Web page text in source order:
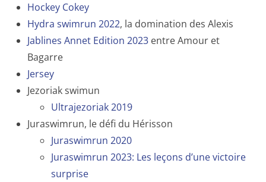
Hockey Cokey
Hydra swimrun 2022, la domination des Alexis
Jablines Annet Edition 2023 entre Amour et
Bagarre
Jersey
Jezoriak swimun
Ultrajezoriak 2019
Juraswimrun, le défi du Hérisson
Juraswimrun 2020
Juraswimrun 2023: Les leçons d’une victoire
surprise